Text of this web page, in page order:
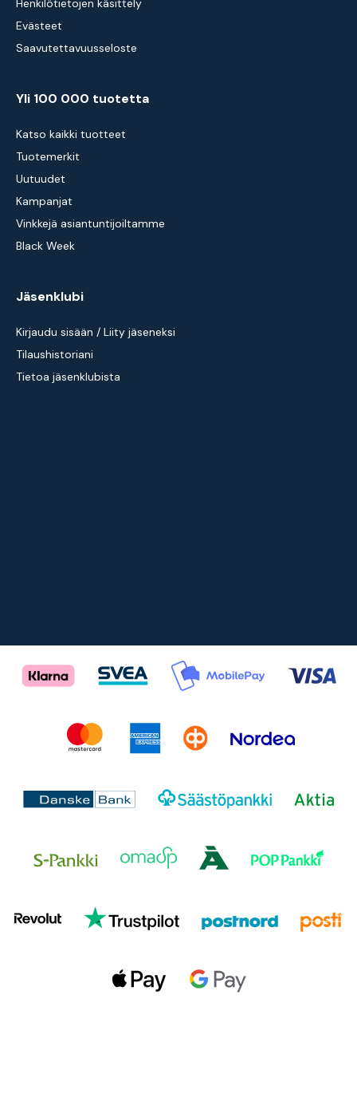
Henkilötietojen käsittely
Evästeet
Saavutettavuusseloste
Yli 100 000 tuotetta
Katso kaikki tuotteet
Tuotemerkit
Uutuudet
Kampanjat
Vinkkejä asiantuntijoiltamme
Black Week
Jäsenklubi
Kirjaudu sisään / Liity jäseneksi
Tilaushistoriani
Tietoa jäsenklubista